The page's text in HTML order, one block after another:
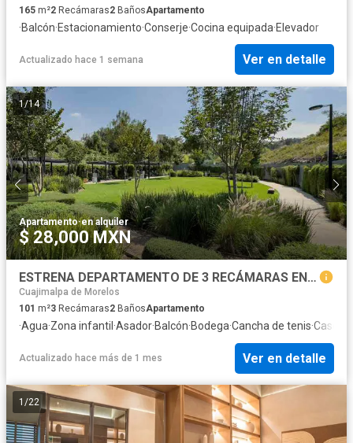
165 m²2 Recámaras2 BañosApartamento
·Balcón·Estacionamiento·Conserje·Cocina equipada·Elevador
Actualizado hace 1 semana Ver en detalle
1/14
Apartamento·en alquiler
$ 28,000 MXN
ESTRENA DEPARTAMENTO DE 3 RECÁMARAS EN CUMBRES HERRADURA
Cuajimalpa de Morelos
101 m²3 Recámaras2 BañosApartamento
·Agua·Zona infantil ·Asador·Balcón·Bodega·Cancha de tenis·Caseta
Actualizado hace más de 1 mes Ver en detalle
1 /22